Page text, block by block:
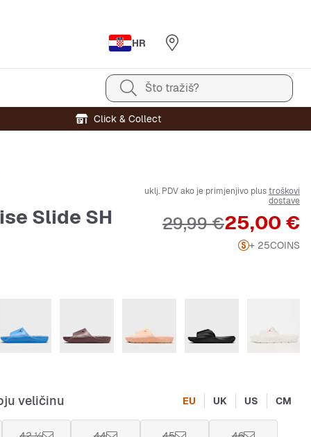
HR
Što tražiš?
Click & Collect
Slide SH
uklj. PDV ako je primjenjivo plustroškovi
dostave
Cijena
25,00 €
Originalna cijena
29,99 €
+ 25COINS
veličinu EU UK US CM